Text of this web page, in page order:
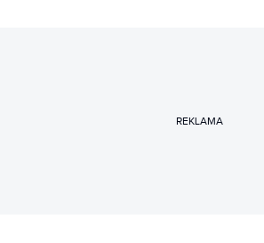
REKLAMA